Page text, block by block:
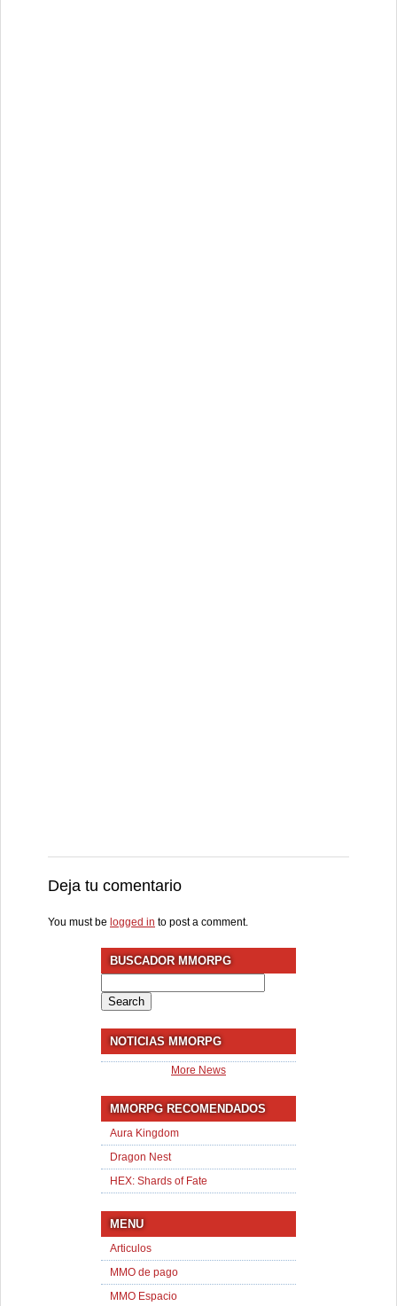
Deja tu comentario
You must be logged in to post a comment.
BUSCADOR MMORPG
for:
NOTICIAS MMORPG
More News
MMORPG RECOMENDADOS
Aura Kingdom
Dragon Nest
HEX: Shards of Fate
MENU
Articulos
MMO de pago
MMO Espacio